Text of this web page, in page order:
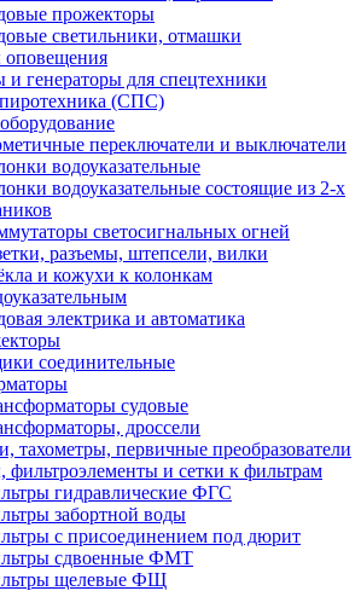
прожекторы
светильники, отмашки
и генераторы для спецтехники
(СПС)
переключатели и выключатели
водоуказательные
водоуказательные состоящие из 2-х
светосигнальных огней
разъемы, штепсели, вилки
и кожухи к колонкам
электрика и автоматика
соединительные
судовые
дроссели
тахометры, первичные преобразователи
фильтроэлементы и сетки к фильтрам
гидравлические ФГС
забортной воды
с присоединением под дюрит
сдвоенные ФМТ
щелевые ФЩ